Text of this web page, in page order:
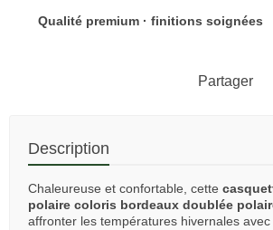
Qualité premium · finitions soignées
Partager
Description
Chaleureuse et confortable, cette
polaire coloris bordeaux doublée
affronter les températures hivernales avec